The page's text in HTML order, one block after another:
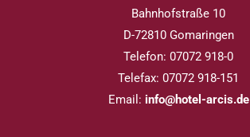
Bahnhofstraße 10
D-72810 Gomaringen
Telefon: 07072 918-0
Telefax: 07072 918-151
Email: info@hotel-arcis.de